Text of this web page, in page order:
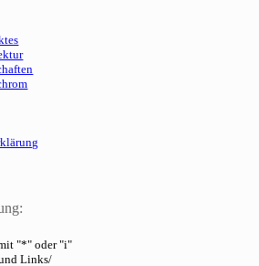
"*" oder "i"
Links/